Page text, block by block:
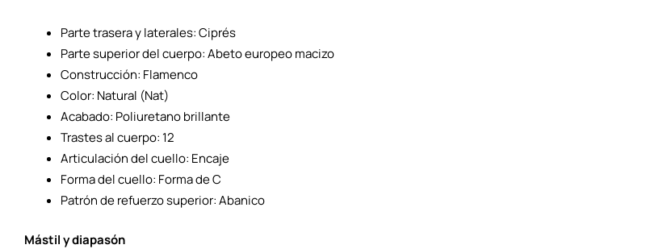
Parte trasera y laterales: Ciprés
Parte superior del cuerpo: Abeto europeo macizo
Construcción: Flamenco
Color: Natural (Nat)
Acabado: Poliuretano brillante
Trastes al cuerpo: 12
Articulación del cuello: Encaje
Forma del cuello: Forma de C
Patrón de refuerzo superior: Abanico
Mástil y diapasón